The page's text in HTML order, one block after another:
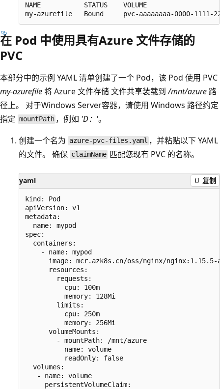
NAME           STATUS    VOLUME
在 Pod 中使用具有Azure 文件存储的
PVC
本部分中的示例 YAML 清单创建了一个 Pod，该 Pod 使用 PVC
my-azurefile将 Azure 文件存储 文件共享装载到/mnt/azure 路
径上。 对于Windows Server容器，请使用 Windows 路径约定
指定 mountPath ，例如 'D：'。
创建一个名为 azure-pvc-files.yaml ，并粘贴以下 YAML
的文件。 确保 claimName 匹配您现有 PVC 的名称。
yaml 复制
kind: Pod
apiVersion: v1
metadata:
  name: mypod
spec:
  containers:
    - name: mypod
image: mcr.azk8s.cn/oss/nginx/nginx:1.15.5-
      resources:
        requests:
          cpu: 100m
          memory: 128Mi
        limits:
          cpu: 250m
          memory: 256Mi
      volumeMounts:
        - mountPath: /mnt/azure
          name: volume
          readOnly: false
  volumes:
   - name: volume
     persistentVolumeClaim: